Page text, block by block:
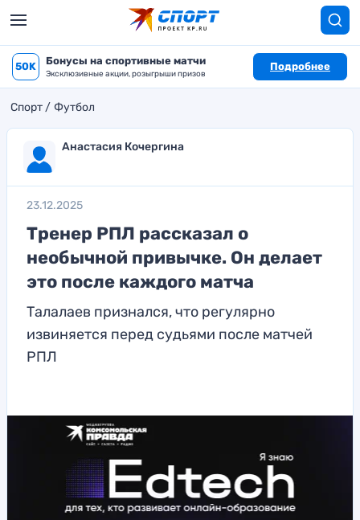
50K Бонусы на спортивные матчи
Эксклюзивные акции, розыгрыши призов
Подробнее
Спорт Футбол
Анастасия Кочергина
23.12.2025
Тренер РПЛ рассказал о
необычной привычке. Он делает
это после каждого матча
Талалаев признался, что регулярно
извиняется перед судьями после матчей
РПЛ